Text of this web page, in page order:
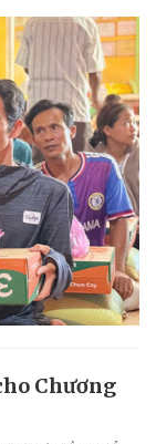
Chương